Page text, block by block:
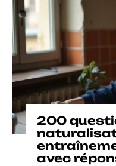
200
avec